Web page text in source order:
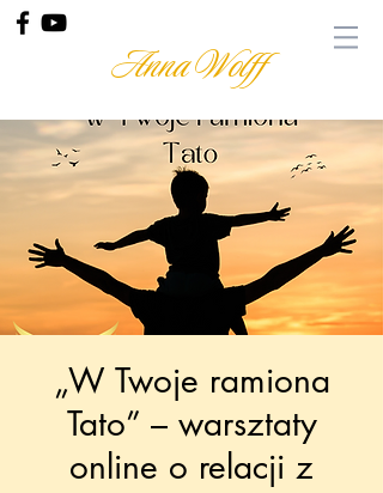
Anna Wolff
„W Twoje ramiona
Tato” – warsztaty
online o relacji z